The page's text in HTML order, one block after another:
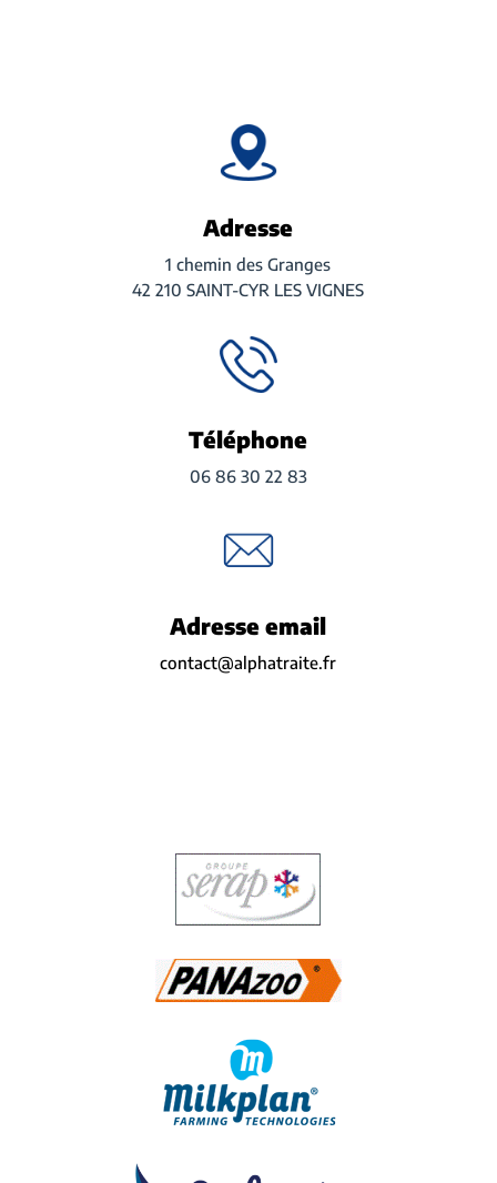
Adresse
1 chemin des Granges
42 210 SAINT-CYR LES VIGNES
Téléphone
06 86 30 22 83
Adresse email
contact@alphatraite.fr